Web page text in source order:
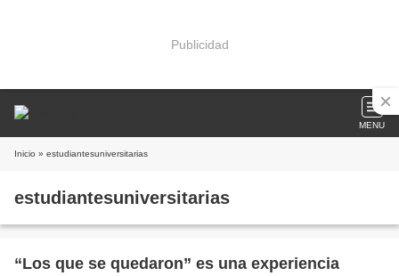
Publicidad
MENU
Inicio » estudiantesuniversitarias
estudiantesuniversitarias
“Los que se quedaron” es una experiencia